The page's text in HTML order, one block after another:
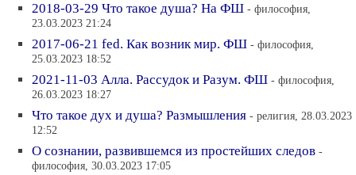
2018-03-29 Что такое душа? На ФШ - философия,
23.03.2023 21:24
2017-06-21 fed. Как возник мир. ФШ - философия,
25.03.2023 18:52
2021-11-03 Алла. Рассудок и Разум. ФШ - философия,
26.03.2023 18:27
Что такое дух и душа? Размышления - религия, 28.03.2023
12:52
О сознании, развившемся из простейших следов -
философия, 30.03.2023 17:05